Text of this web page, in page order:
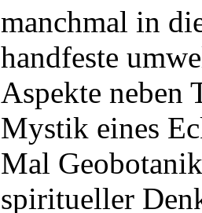
manchmal in
handfeste
Aspekte neben
Mystik eines
Mal
spiritueller